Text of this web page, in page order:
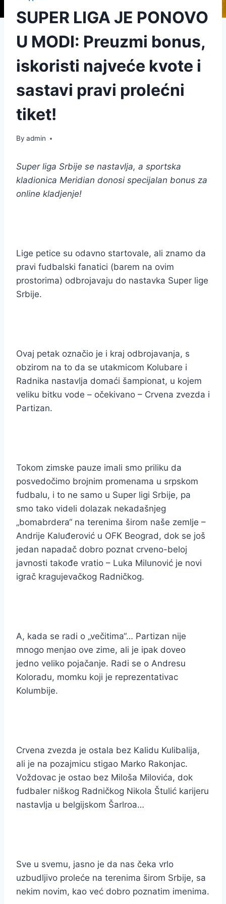
SUPER LIGA JE PONOVO
U MODI: Preuzmi bonus,
iskoristi najveće kvote i
sastavi pravi prolećni
tiket!
By admin
Super liga Srbije se nastavlja, a sportska
kladionica Meridian donosi specijalan bonus za
online kladjenje!
Lige petice su odavno startovale, ali znamo da
pravi fudbalski fanatici (barem na ovim
prostorima) odbrojavaju do nastavka Super lige
Srbije.
Ovaj petak označio je i kraj odbrojavanja, s
obzirom na to da se utakmicom Kolubare i
Radnika nastavlja domaći šampionat, u kojem
veliku bitku vode – očekivano – Crvena zvezda i
Partizan.
Tokom zimske pauze imali smo priliku da
posvedočimo brojnim promenama u srpskom
fudbalu, i to ne samo u Super ligi Srbije, pa
smo tako videli dolazak nekadašnjeg
„bomabrdera“ na terenima širom naše zemlje –
Andrije Kaluđerović u OFK Beograd, dok se još
jedan napadač dobro poznat crveno-beloj
javnosti takođe vratio – Luka Milunović je novi
igrač kragujevačkog Radničkog.
A, kada se radi o „večitima“… Partizan nije
mnogo menjao ove zime, ali je ipak doveo
jedno veliko pojačanje. Radi se o Andresu
Koloradu, momku koji je reprezentativac
Kolumbije.
Crvena zvezda je ostala bez Kalidu Kulibalija,
ali je na pozajmicu stigao Marko Rakonjac.
Voždovac je ostao bez Miloša Milovića, dok
fudbaler niškog Radničkog Nikola Štulić karijeru
nastavlja u belgijskom Šarlroa…
Sve u svemu, jasno je da nas čeka vrlo
uzbudljivo proleće na terenima širom Srbije, sa
nekim novim, kao već dobro poznatim imenima.